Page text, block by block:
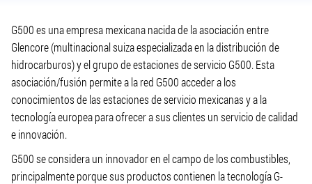
G500 es una empresa mexicana nacida de la asociación entre
Glencore (multinacional suiza especializada en la distribución de
hidrocarburos) y el grupo de estaciones de servicio G500. Esta
asociación/fusión permite a la red G500 acceder a los
conocimientos de las estaciones de servicio mexicanas y a la
tecnología europea para ofrecer a sus clientes un servicio de calidad
e innovación.
G500 se considera un innovador en el campo de los combustibles,
principalmente porque sus productos contienen la tecnología G-